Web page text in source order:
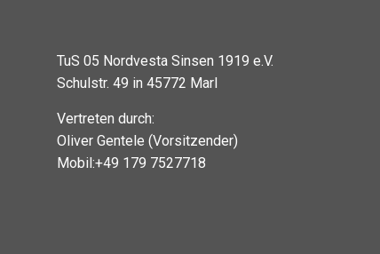
TuS 05 Nordvesta Sinsen 1919 e.V.
Schulstr. 49 in 45772 Marl
Vertreten durch:
Oliver Gentele (Vorsitzender)
Mobil:+49 179 7527718